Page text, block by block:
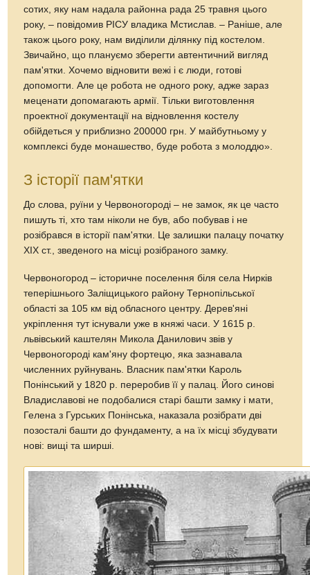
сотих, яку нам надала районна рада 25 травня цього
року, – повідомив РІСУ владика Мстислав. – Раніше, але
також цього року, нам виділили ділянку під костелом.
Звичайно, що плануємо зберегти автентичний вигляд
пам'ятки. Хочемо відновити вежі і є люди, готові
допомогти. Але це робота не одного року, адже зараз
меценати допомагають армії. Тільки виготовлення
проектної документації на відновлення костелу
обійдеться у приблизно 200000 грн. У майбутньому у
комплексі буде монашество, буде робота з молоддю».
З історії пам'ятки
До слова, руїни у Червоногороді – не замок, як це часто
пишуть ті, хто там ніколи не був, або побував і не
розібрався в історії пам'ятки. Це залишки палацу початку
ХІХ ст., зведеного на місці розібраного замку.
Червоногород – історичне поселення біля села Нирків
теперішнього Заліщицького району Тернопільської
області за 105 км від обласного центру. Дерев'яні
укріплення тут існували уже в княжі часи. У 1615 р.
львівський каштелян Микола Данилович звів у
Червоногороді кам'яну фортецю, яка зазнавала
численних руйнувань. Власник пам'ятки Кароль
Понінський у 1820 р. переробив її у палац. Його синові
Владиславові не подобалися старі башти замку і мати,
Гелена з Гурських Понінська, наказала розібрати дві
позосталі башти до фундаменту, а на їх місці збудувати
нові: вищі та ширші.